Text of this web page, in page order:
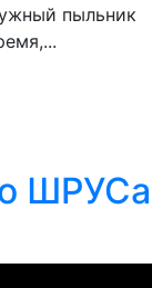
пыльник
ШРУСа